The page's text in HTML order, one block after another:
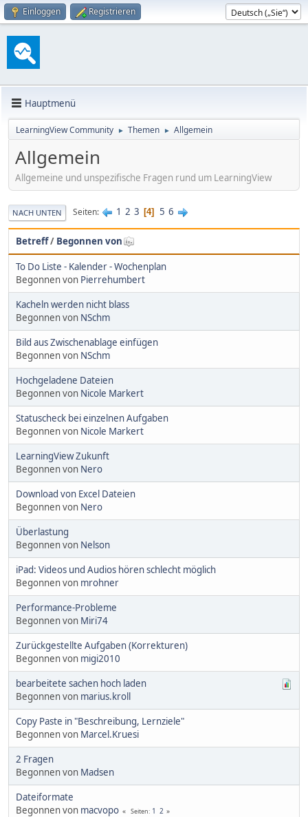
Einloggen Registrieren
Hauptmenü
LearningView Community ► Themen ► Allgemein
Allgemein
Allgemeine und unspezifische Fragen rund um LearningView
NACH UNTEN Seiten 1 2 3 4 5 6
Betreff/ Begonnen von
To Do Liste - Kalender - Wochenplan
Begonnen von Pierrehumbert
Kacheln werden nicht blass
Begonnen von NSchm
Bild aus Zwischenablage einfügen
Begonnen von NSchm
Hochgeladene Dateien
Begonnen von Nicole Markert
Statuscheck bei einzelnen Aufgaben
Begonnen von Nicole Markert
LearningView Zukunft
Begonnen von Nero
Download von Excel Dateien
Begonnen von Nero
Überlastung
Begonnen von Nelson
iPad: Videos und Audios hören schlecht möglich
Begonnen von mrohner
Performance-Probleme
Begonnen von Miri74
Zurückgestellte Aufgaben (Korrekturen)
Begonnen von migi2010
bearbeitete sachen hoch laden
Begonnen von marius.kroll
Copy Paste in "Beschreibung, Lernziele"
Begonnen von Marcel.Kruesi
2 Fragen
Begonnen von Madsen
Dateiformate
Begonnen von macvopo Seiten 1 2